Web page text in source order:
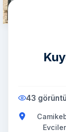
43